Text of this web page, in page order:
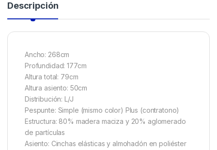
Descripción
Ancho: 268cm
Profundidad: 177cm
Altura total: 79cm
Altura asiento: 50cm
Distribución: L/J
Pespunte: Simple (mismo color) Plus (contratono)
Estructura: 80% madera maciza y 20% aglomerado
de partículas
Asiento: Cinchas elásticas y almohadón en poliéster